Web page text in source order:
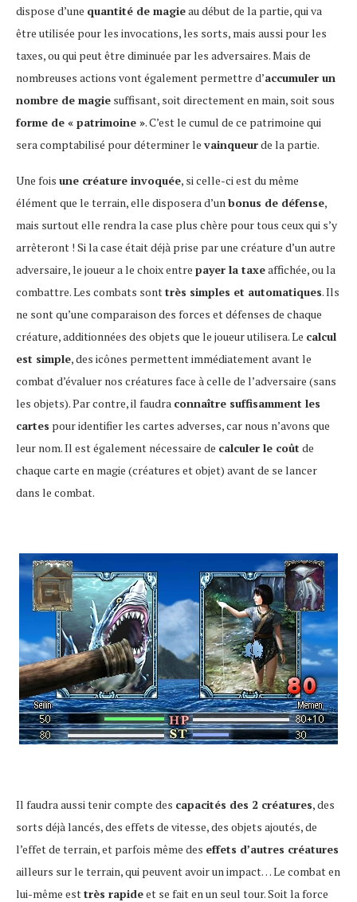
dispose d’une quantité de magieau début de la partie, qui va
être utilisée pour les invocations, les sorts, mais aussi pour les
taxes, ou qui peut être diminuée par les adversaires. Mais de
nombreuses actions vont également permettre d’accumuler un
nombre de magie suffisant, soit directement en main, soit sous
forme de « patrimoine ». C’est le cumul de ce patrimoine qui
sera comptabilisé pour déterminer le vainqueurde la partie.
Une fois une créature invoquée, si celle-ci est du même
élément que le terrain, elle disposera d’un bonus de défense,
mais surtout elle rendra la case plus chère pour tous ceux qui s’y
arrêteront ! Si la case était déjà prise par une créature d’un autre
adversaire, le joueur a le choix entre payer la taxeaffichée, ou la
combattre. Les combats sonttrès simples et automatiques. Ils
ne sont qu’une comparaison des forces et défenses de chaque
créature, additionnées des objets que le joueur utilisera. Le calcul
est simple, des icônes permettent immédiatement avant le
combat d’évaluer nos créatures face à celle de l’adversaire (sans
les objets). Par contre, il faudra connaître suffisamment les
cartes pour identifier les cartes adverses, car nous n’avons que
leur nom. Il est également nécessaire de calculer le coût de
chaque carte en magie (créatures et objet) avant de se lancer
dans le combat.
Il faudra aussi tenir compte des capacités des 2 créatures, des
sorts déjà lancés, des effets de vitesse, des objets ajoutés, de
l’effet de terrain, et parfois même des effets d’autres créatures
ailleurs sur le terrain, qui peuvent avoir un impact… Le combat en
lui-même esttrès rapideet se fait en un seul tour. Soit la force